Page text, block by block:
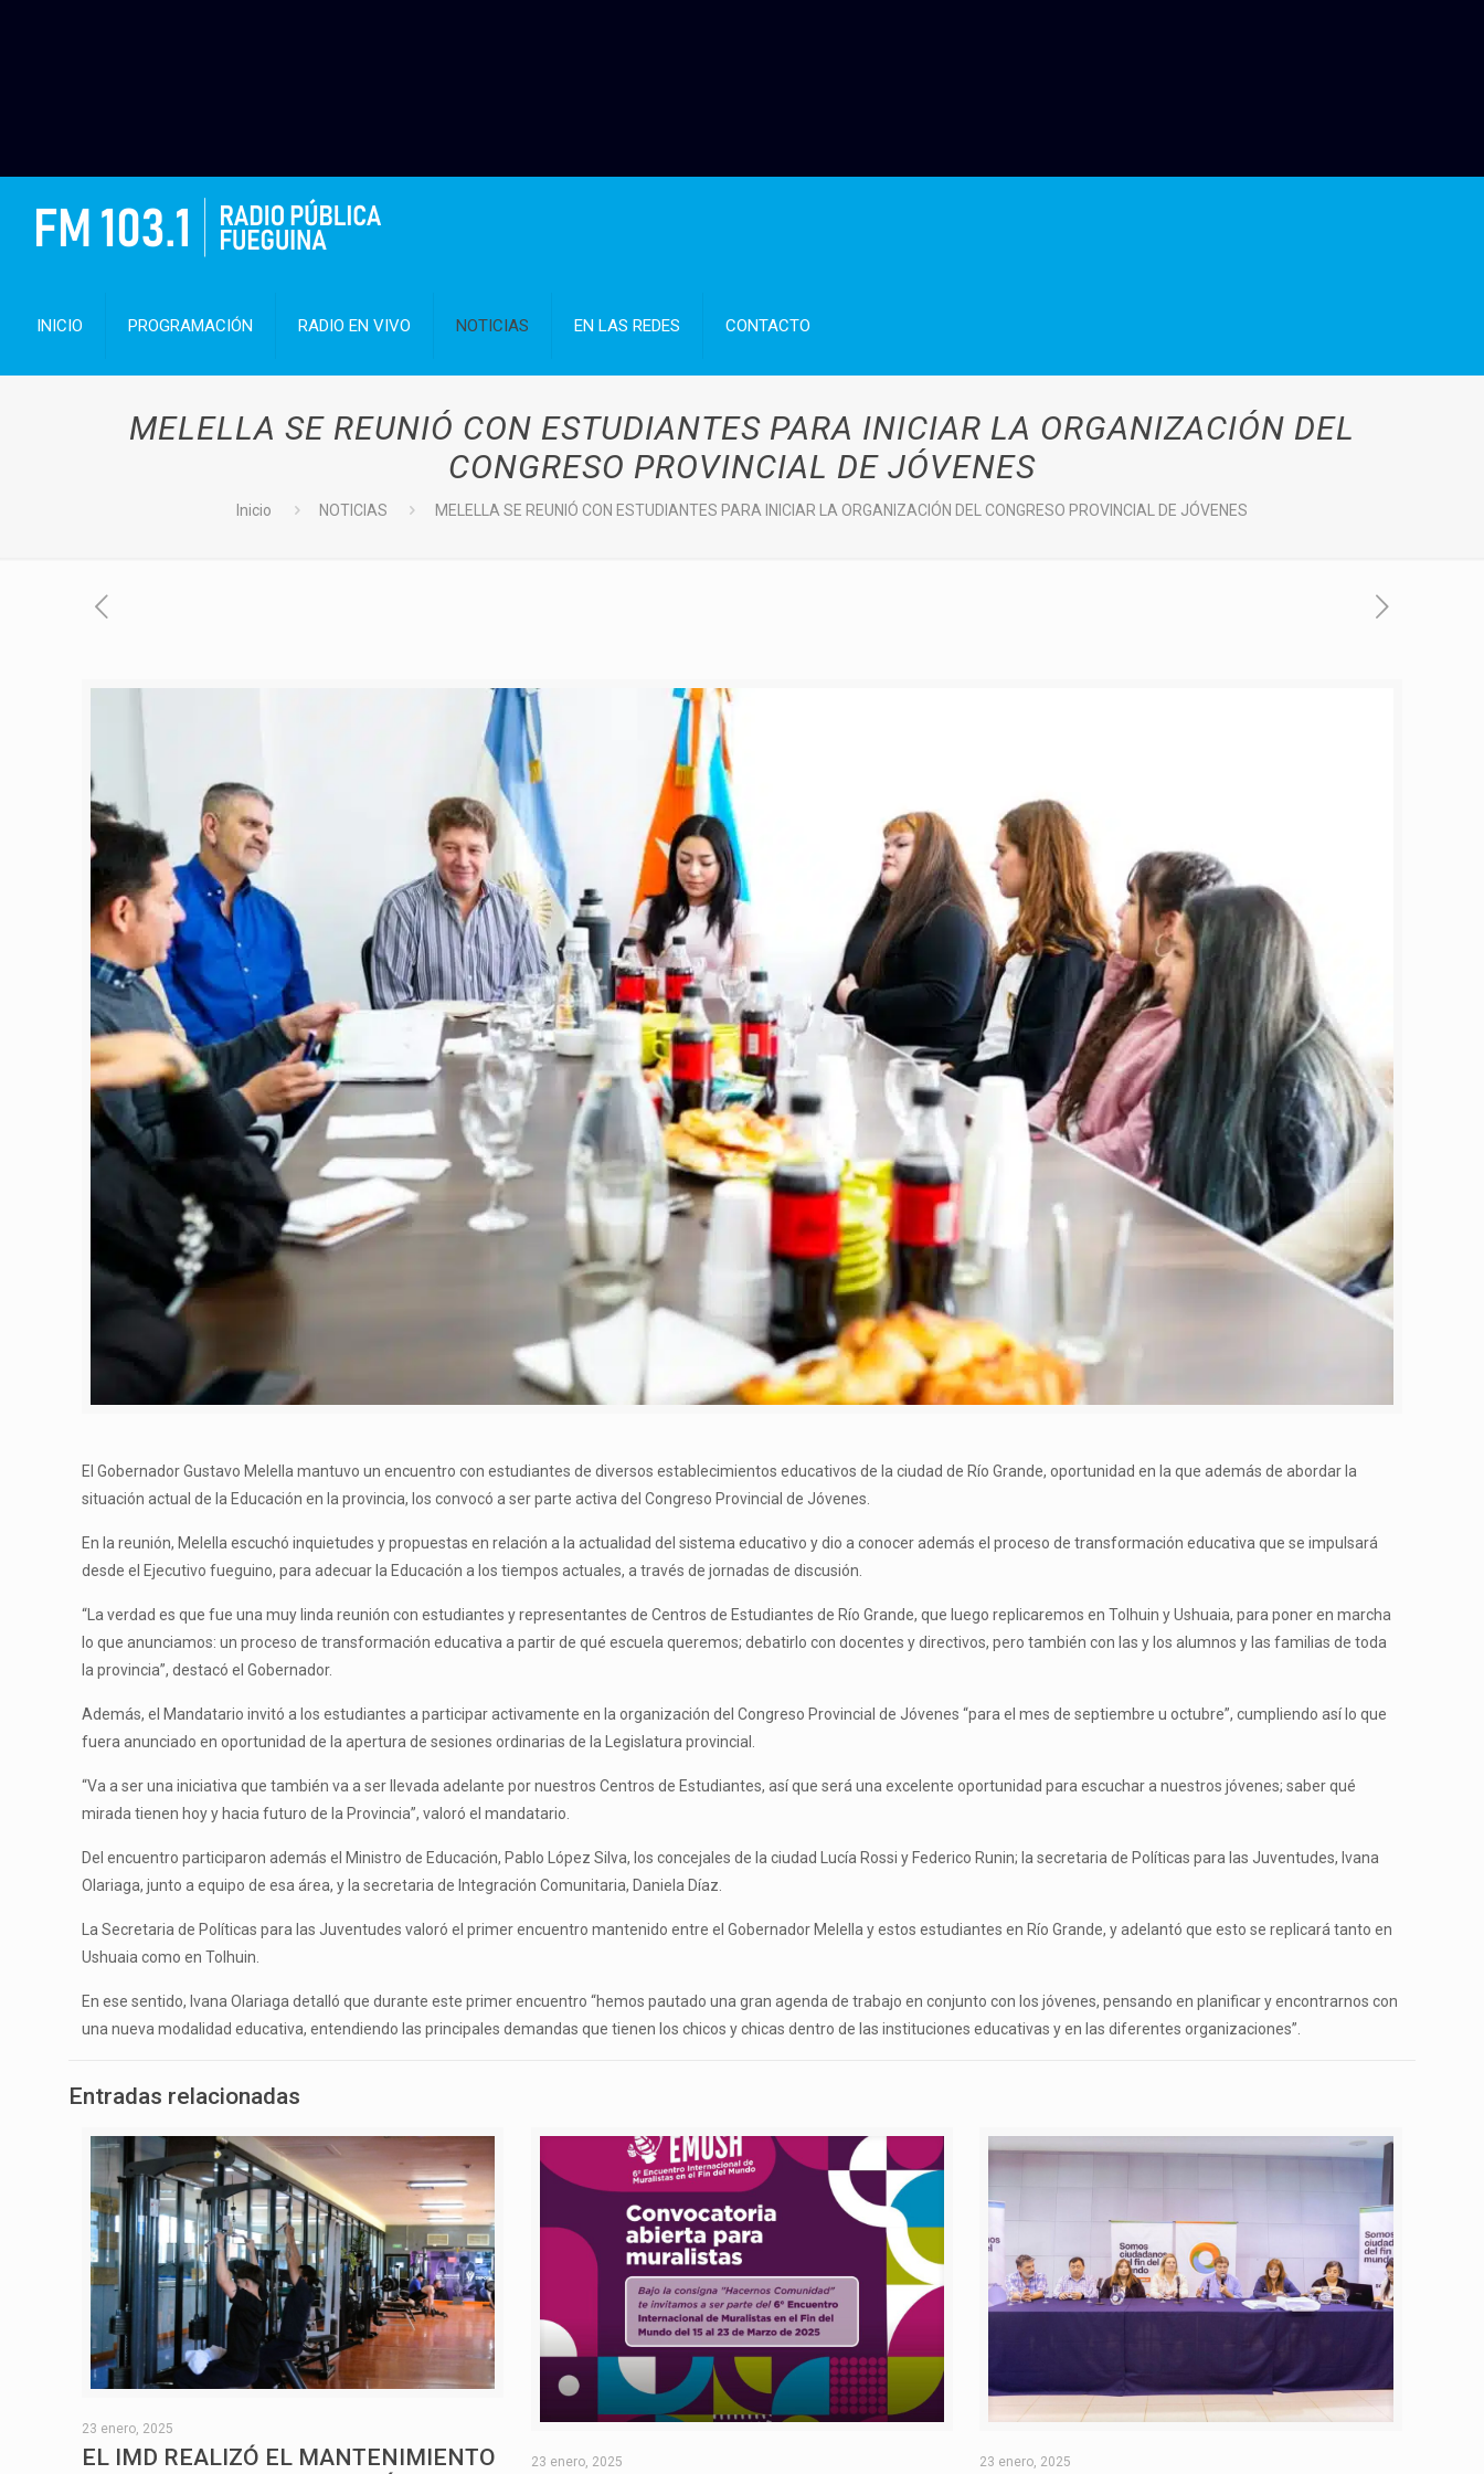
INICIO PROGRAMACIÓN RADIO EN VIVO NOTICIAS EN LAS REDES CONTACTO
MELELLA SE REUNIÓ CON ESTUDIANTES PARA INICIAR LA ORGANIZACIÓN DEL
CONGRESO PROVINCIAL DE JÓVENES
Inicio NOTICIAS MELELLA SE REUNIÓ CON ESTUDIANTES PARA INICIAR LA ORGANIZACIÓN DEL CONGRESO PROVINCIAL DE JÓVENES
El Gobernador Gustavo Melella mantuvo un encuentro con estudiantes de diversos establecimientos educativos de la ciudad de Río Grande, oportunidad en la que además de abordar la
situación actual de la Educación en la provincia, los convocó a ser parte activa del Congreso Provincial de Jóvenes.
En la reunión, Melella escuchó inquietudes y propuestas en relación a la actualidad del sistema educativo y dio a conocer además el proceso de transformación educativa que se impulsará
desde el Ejecutivo fueguino, para adecuar la Educación a los tiempos actuales, a través de jornadas de discusión.
“La verdad es que fue una muy linda reunión con estudiantes y representantes de Centros de Estudiantes de Río Grande, que luego replicaremos en Tolhuin y Ushuaia, para poner en marcha
lo que anunciamos: un proceso de transformación educativa a partir de qué escuela queremos; debatirlo con docentes y directivos, pero también con las y los alumnos y las familias de toda
la provincia”, destacó el Gobernador.
Además, el Mandatario invitó a los estudiantes a participar activamente en la organización del Congreso Provincial de Jóvenes “para el mes de septiembre u octubre”, cumpliendo así lo que
fuera anunciado en oportunidad de la apertura de sesiones ordinarias de la Legislatura provincial.
“Va a ser una iniciativa que también va a ser llevada adelante por nuestros Centros de Estudiantes, así que será una excelente oportunidad para escuchar a nuestros jóvenes; saber qué
mirada tienen hoy y hacia futuro de la Provincia”, valoró el mandatario.
Del encuentro participaron además el Ministro de Educación, Pablo López Silva, los concejales de la ciudad Lucía Rossi y Federico Runin; la secretaria de Políticas para las Juventudes, Ivana
Olariaga, junto a equipo de esa área, y la secretaria de Integración Comunitaria, Daniela Díaz.
La Secretaria de Políticas para las Juventudes valoró el primer encuentro mantenido entre el Gobernador Melella y estos estudiantes en Río Grande, y adelantó que esto se replicará tanto en
Ushuaia como en Tolhuin.
En ese sentido, Ivana Olariaga detalló que durante este primer encuentro “hemos pautado una gran agenda de trabajo en conjunto con los jóvenes, pensando en planificar y encontrarnos con
una nueva modalidad educativa, entendiendo las principales demandas que tienen los chicos y chicas dentro de las instituciones educativas y en las diferentes organizaciones”.
Entradas relacionadas
23 enero, 2025
EL IMD REALIZÓ EL MANTENIMIENTO
23 enero, 2025 23 enero, 2025